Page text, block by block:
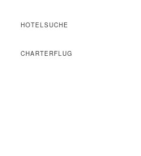
HOTELSUCHE
CHARTERFLUG